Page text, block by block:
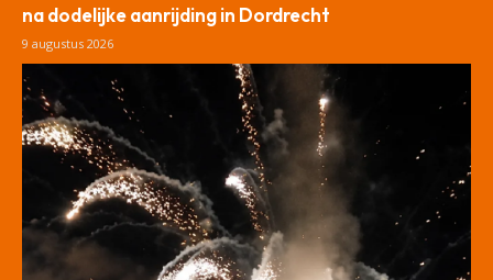
na dodelijke aanrijding in Dordrecht
9 augustus 2026